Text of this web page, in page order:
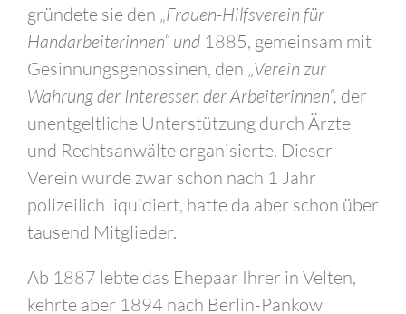
gründete sie den „Frauen-Hilfsverein für
Handarbeiterinnen“ und 1885, gemeinsam mit
Gesinnungsgenossinen, den „Verein zur
Wahrung der Interessen der Arbeiterinnen“, der
unentgeltliche Unterstützung durch Ärzte
und Rechtsanwälte organisierte. Dieser
Verein wurde zwar schon nach 1 Jahr
polizeilich liquidiert, hatte da aber schon über
tausend Mitglieder.
Ab 1887 lebte das Ehepaar Ihrer in Velten,
kehrte aber 1894 nach Berlin-Pankow